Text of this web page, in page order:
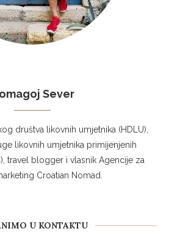
Sever
društva likovnih umjetnika (HDLU),
likovnih umjetnika primijenjenih
travel blogger i vlasnik Agencije za
Croatian Nomad.
U KONTAKTU